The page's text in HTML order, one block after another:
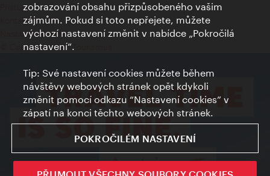
Přístupnost
Kontakt pro tisk
Nastavení cookies
© Copyright Wien Tourismus
zobrazování obsahu přizpůsobeného vašim
zájmům. Pokud si toto nepřejete, můžete
výchozí nastavení změnit v nabídce „Pokročilá
nastavení“.
Tip: Své nastavení cookies můžete během
návštěvy webových stránek opět kdykoli
změnit pomocí odkazu “Nastavení cookies” v
zápatí na konci těchto webových stránek.
POKROČILÉM NASTAVENÍ